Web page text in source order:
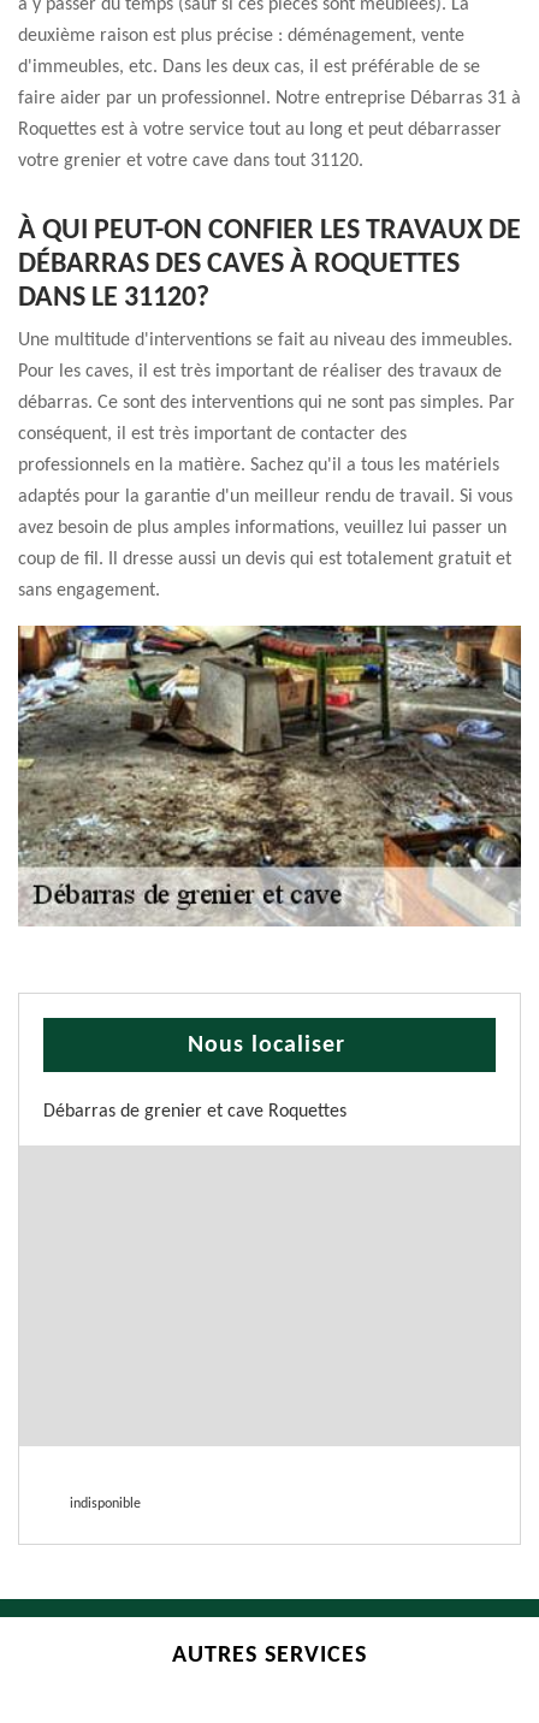
à y passer du temps (sauf si ces pièces sont meublées). La
deuxième raison est plus précise : déménagement, vente
d'immeubles, etc. Dans les deux cas, il est préférable de se
faire aider par un professionnel. Notre entreprise Débarras 31 à
Roquettes est à votre service tout au long et peut débarrasser
votre grenier et votre cave dans tout 31120.
À QUI PEUT-ON CONFIER LES TRAVAUX DE
DÉBARRAS DES CAVES À ROQUETTES
DANS LE 31120?
Une multitude d'interventions se fait au niveau des immeubles.
Pour les caves, il est très important de réaliser des travaux de
débarras. Ce sont des interventions qui ne sont pas simples. Par
conséquent, il est très important de contacter des
professionnels en la matière. Sachez qu'il a tous les matériels
adaptés pour la garantie d'un meilleur rendu de travail. Si vous
avez besoin de plus amples informations, veuillez lui passer un
coup de fil. Il dresse aussi un devis qui est totalement gratuit et
sans engagement.
Nous localiser
Débarras de grenier et cave Roquettes
indisponible
AUTRES SERVICES